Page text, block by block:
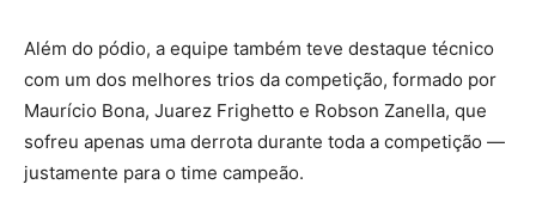
Além do pódio, a equipe também teve destaque técnico
com um dos melhores trios da competição, formado por
Maurício Bona, Juarez Frighetto e Robson Zanella, que
sofreu apenas uma derrota durante toda a competição —
justamente para o time campeão.